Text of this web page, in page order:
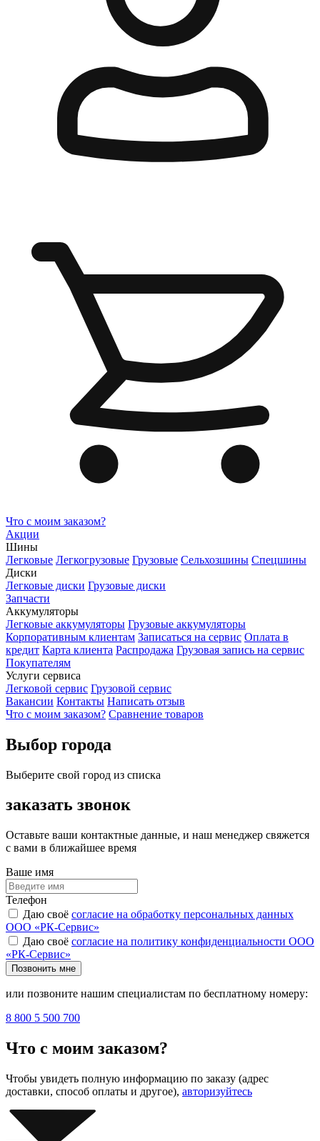
Что с моим заказом?
Акции
Шины
Легковые Легкогрузовые Грузовые Сельхозшины Спецшины
Диски
Легковые диски Грузовые диски
Запчасти
Аккумуляторы
Легковые аккумуляторы Грузовые аккумуляторы
Корпоративным клиентам Записаться на сервис Оплата в
кредит Карта клиента Распродажа Грузовая запись на сервис
Покупателям
Услуги сервиса
Легковой сервис Грузовой сервис
Вакансии Контакты Написать отзыв
Что с моим заказом? Сравнение товаров
Выбор города
Выберите свой город из списка
заказать звонок
Оставьте ваши контактные данные, и наш менеджер свяжется
с вами в ближайшее время
Ваше имя
Телефон
Даю своё согласие на обработку персональных данных
ООО «РК-Сервис»
Даю своё согласие на политику конфиденциальности ООО
«РК-Сервис»
Позвонить мне
или позвоните нашим специалистам по бесплатному номеру:
8 800 5 500 700
Что с моим заказом?
Чтобы увидеть полную информацию по заказу (адрес
доставки, способ оплаты и другое), авторизуйтесь